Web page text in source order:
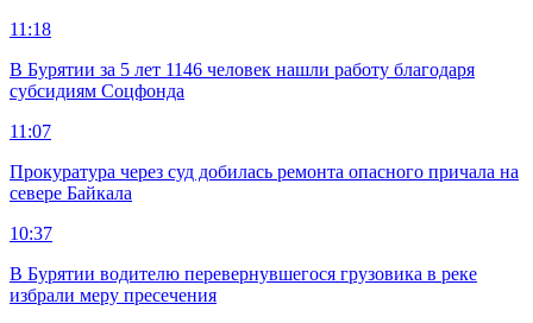
11:18
В Бурятии за 5 лет 1146 человек нашли работу благодаря
субсидиям Соцфонда
11:07
Прокуратура через суд добилась ремонта опасного причала на
севере Байкала
10:37
В Бурятии водителю перевернувшегося грузовика в реке
избрали меру пресечения